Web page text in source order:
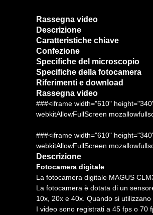
Rassegna video
Descrizione
Caratteristiche chiave
Confezione
Specifiche del microscopio
Specifiche della fotocamera
Riferimenti e download
Rassegna video
###<iframe width="610"
webkitAllowFullScreen
###<iframe width="610"
webkitAllowFullScreen
Descrizione
Fotocamera digitale
La fotocamera digitale MAGUS
La fotocamera è dotata di un
10x, 20x e 40x. Quando si
I video sono registrati a 45 fps o 70